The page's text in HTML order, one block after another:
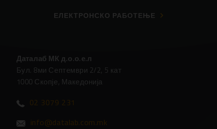
ЕЛЕКТРОНСКО РАБОТЕЊЕ
Даталаб МК д.о.о.е.л
Бул. 8ми Септември 2/2, 5 кат
1000 Скопје, Македонија
02 3079 231
info@datalab.com.mk